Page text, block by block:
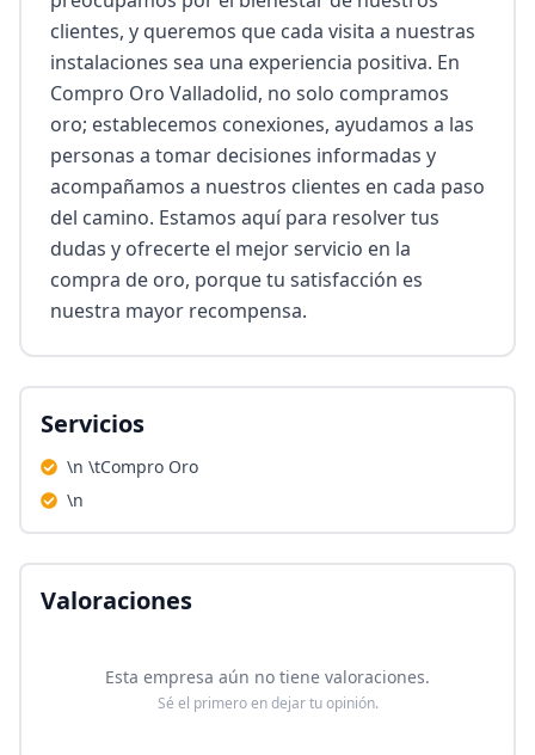
clientes, y queremos que cada visita a nuestras
instalaciones sea una experiencia positiva. En
Compro Oro Valladolid, no solo compramos
oro; establecemos conexiones, ayudamos a las
personas a tomar decisiones informadas y
acompañamos a nuestros clientes en cada paso
del camino. Estamos aquí para resolver tus
dudas y ofrecerte el mejor servicio en la
compra de oro, porque tu satisfacción es
nuestra mayor recompensa.
Servicios
\n \tCompro Oro
\n
Valoraciones
Esta empresa aún no tiene valoraciones.
Sé el primero en dejar tu opinión.